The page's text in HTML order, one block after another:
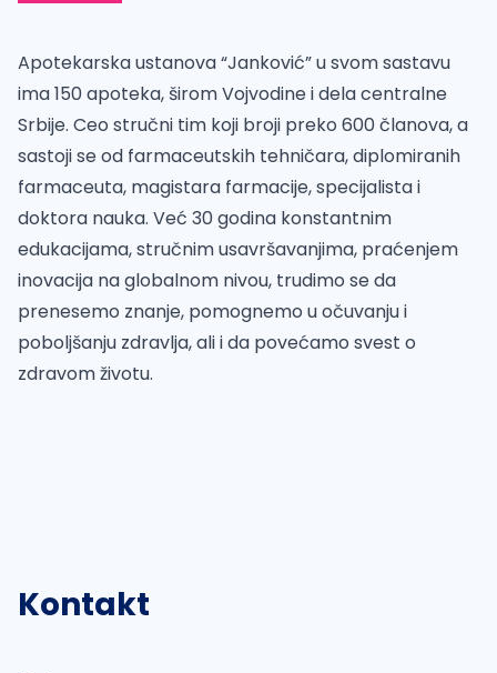
Apotekarska ustanova “Janković” u svom sastavu
ima 150 apoteka, širom Vojvodine i dela centralne
Srbije. Ceo stručni tim koji broji preko 600 članova, a
sastoji se od farmaceutskih tehničara, diplomiranih
farmaceuta, magistara farmacije, specijalista i
doktora nauka. Već 30 godina konstantnim
edukacijama, stručnim usavršavanjima, praćenjem
inovacija na globalnom nivou, trudimo se da
prenesemo znanje, pomognemo u očuvanju i
poboljšanju zdravlja, ali i da povećamo svest o
zdravom životu.
Kontakt